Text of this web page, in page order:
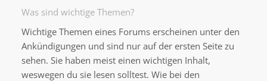
Was sind wichtige Themen?
Wichtige Themen eines Forums erscheinen unter den
Ankündigungen und sind nur auf der ersten Seite zu
sehen. Sie haben meist einen wichtigen Inhalt,
weswegen du sie lesen solltest. Wie bei den